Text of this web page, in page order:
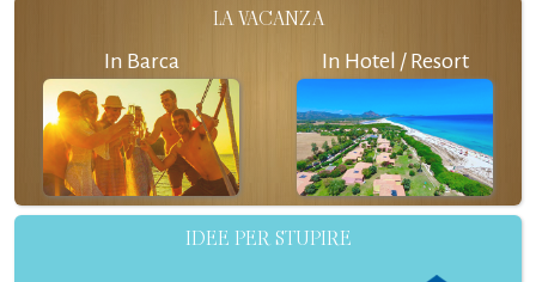
LA VACANZA
In Barca In Hotel / Resort
IDEE PER STUPIRE